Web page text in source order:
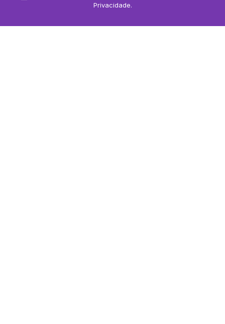
Privacidade.